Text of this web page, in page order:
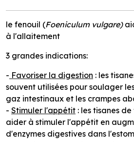
le fenouil (Foeniculum vulgare)
à l'allaitement
3 grandes indications:
- Favoriser la digestion : les
souvent utilisées pour soulager
gaz intestinaux et les crampes
- Stimuler l'appétit : les tisanes
aider à stimuler l'appétit en
d'enzymes digestives dans